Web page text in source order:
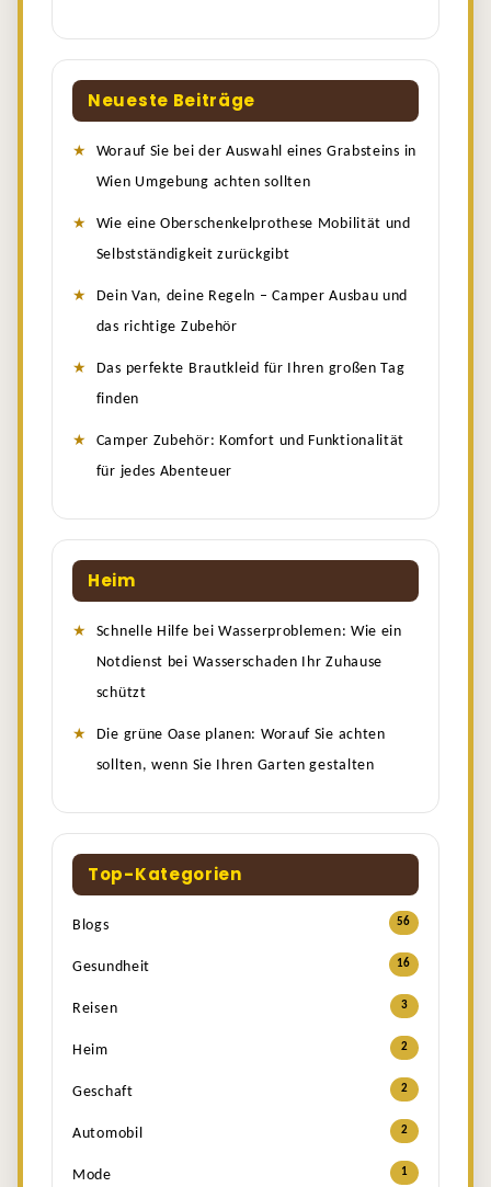
Neueste Beiträge
Worauf Sie bei der Auswahl eines Grabsteins in
Wien Umgebung achten sollten
Wie eine Oberschenkelprothese Mobilität und
Selbstständigkeit zurückgibt
Dein Van, deine Regeln – Camper Ausbau und
das richtige Zubehör
Das perfekte Brautkleid für Ihren großen Tag
finden
Camper Zubehör: Komfort und Funktionalität
für jedes Abenteuer
Heim
Schnelle Hilfe bei Wasserproblemen: Wie ein
Notdienst bei Wasserschaden Ihr Zuhause
schützt
Die grüne Oase planen: Worauf Sie achten
sollten, wenn Sie Ihren Garten gestalten
Top-Kategorien
Blogs 56
Gesundheit 16
Reisen 3
Heim 2
Geschaft 2
Automobil 2
Mode 1